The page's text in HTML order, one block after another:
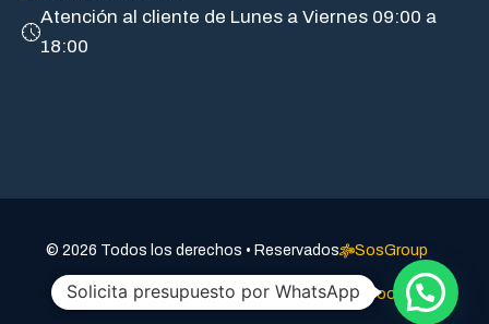
Atención al cliente de Lunes a Viernes 09:00 a
18:00
© 2026 Todos los derechos • Reservados SosGroup
Aviso legalPolitica de privacidad Política de cookies
Solicita presupuesto por WhatsApp